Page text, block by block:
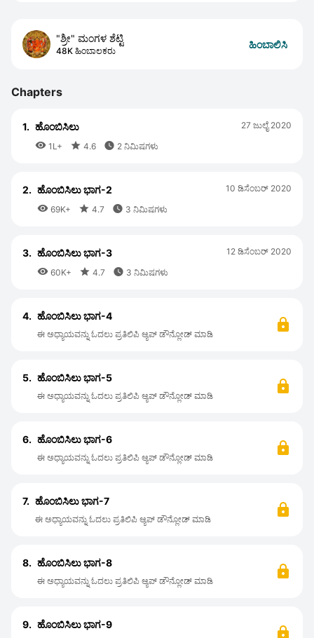
"ಶ್ರೀ" ಮಂಗಳ ಶೆಟ್ಟಿ
48K ಹಿಂಬಾಲಕರು
ಹಿಂಬಾಲಿಸಿ
Chapters
1. ಹೊಂಬಿಸಿಲು
 1L+  4.6  2 ನಿಮಿಷಗಳು
27 ಜುಲೈ 2020
2. ಹೊಂಬಿಸಿಲು ಭಾಗ-2
 69K+  4.7  3 ನಿಮಿಷಗಳು
10 ಡಿಸೆಂಬರ್ 2020
3. ಹೊಂಬಿಸಿಲು ಭಾಗ-3
 60K+  4.7  3 ನಿಮಿಷಗಳು
12 ಡಿಸೆಂಬರ್ 2020
4. ಹೊಂಬಿಸಿಲು ಭಾಗ-4
ಈ ಅಧ್ಯಾಯವನ್ನು ಓದಲು ಪ್ರತಿಲಿಪಿ ಆ್ಯಪ್ ಡೌನ್ಲೋಡ್ ಮಾಡಿ
5. ಹೊಂಬಿಸಿಲು ಭಾಗ-5
ಈ ಅಧ್ಯಾಯವನ್ನು ಓದಲು ಪ್ರತಿಲಿಪಿ ಆ್ಯಪ್ ಡೌನ್ಲೋಡ್ ಮಾಡಿ
6. ಹೊಂಬಿಸಿಲು ಭಾಗ-6
ಈ ಅಧ್ಯಾಯವನ್ನು ಓದಲು ಪ್ರತಿಲಿಪಿ ಆ್ಯಪ್ ಡೌನ್ಲೋಡ್ ಮಾಡಿ
7. ಹೊಂಬಿಸಿಲು ಭಾಗ-7
ಈ ಅಧ್ಯಾಯವನ್ನು ಓದಲು ಪ್ರತಿಲಿಪಿ ಆ್ಯಪ್ ಡೌನ್ಲೋಡ್ ಮಾಡಿ
8. ಹೊಂಬಿಸಿಲು ಭಾಗ-8
ಈ ಅಧ್ಯಾಯವನ್ನು ಓದಲು ಪ್ರತಿಲಿಪಿ ಆ್ಯಪ್ ಡೌನ್ಲೋಡ್ ಮಾಡಿ
9. ಹೊಂಬಿಸಿಲು ಭಾಗ-9